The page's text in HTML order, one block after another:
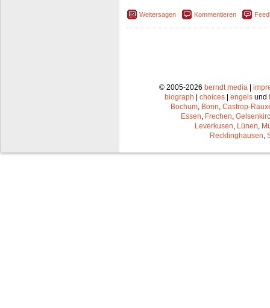
Weitersagen Kommentieren
© 2005-2026 berndt media|
biograph
choices engels und
Bochum, Bonn, Castrop-
Essen, Frechen,
Leverkusen, Lünen,
Recklinghausen,